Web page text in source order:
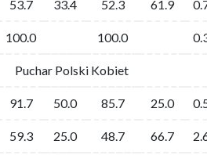
53.7 33.4 52.3 61.9
100.0 100.0
Puchar Polski Kobiet
91.7 50.0 85.7 25.0
59.3 25.0 48.7 66.7